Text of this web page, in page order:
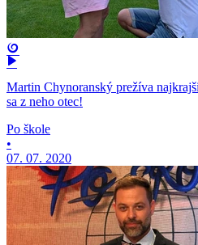
Martin Chynoranský prežíva
sa z neho otec!
Po škole
•
07. 07. 2020